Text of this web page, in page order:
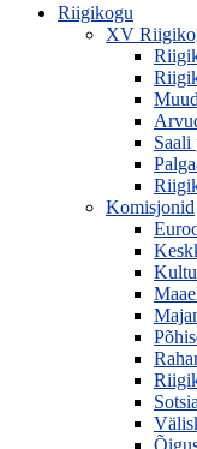
Riigikogu
XV
Saali
Komisjonid